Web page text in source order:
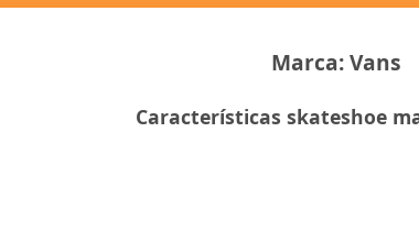
Marca: Vans
Características skateshoe